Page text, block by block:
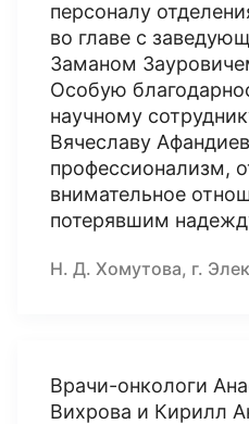
персоналу
во главе с
Заманом
Особую
научному
Вячеславу
профессионализм,
внимательное
потерявшим
Н. Д. Хомутова, г.
Врачи-онкологи
Вихрова и Кирилл